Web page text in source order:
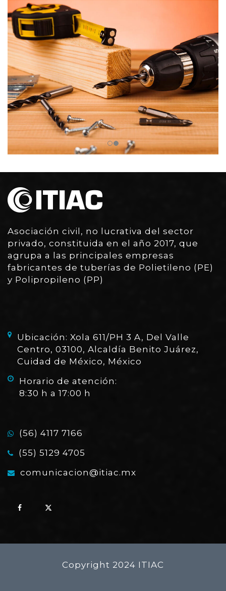
Asociación civil, no lucrativa del sector
privado, constituida en el año 2017, que
agrupa a las principales empresas
fabricantes de tuberías de Polietileno (PE)
y Polipropileno (PP)
Ubicación: Xola 611/PH 3 A, Del Valle
Centro, 03100, Alcaldía Benito Juárez,
Cuidad de México, México
Horario de atención:
8:30 h a 17:00 h
(56) 4117 7166
(55) 5129 4705
comunicacion@itiac.mx
Copyright 2024 ITIAC